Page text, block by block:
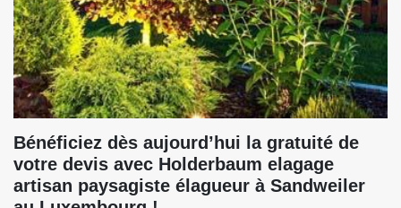
Bénéficiez dès aujourd’hui la gratuité de
votre devis avec Holderbaum elagage
artisan paysagiste élagueur à Sandweiler